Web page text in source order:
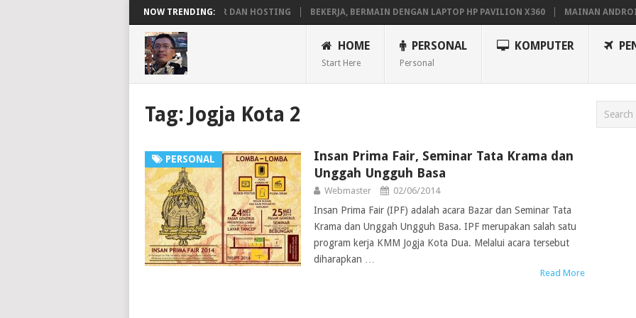
NOW TRENDING:
PENGERTIAN DOMAIN, SERVER DAN HOSTING BEKERJA, BERMAIN DENGAN LAPTOP HP PAVILION X360 MAINAN ANDROID
HOME
Start Here
PERSONAL
Personal
KOMPUTER
Tag: Jogja Kota 2
PERSONAL
Insan Prima Fair, Seminar Tata Krama dan
Unggah Ungguh Basa
Webmaster 02/06/2014
Insan Prima Fair (IPF) adalah acara Bazar dan Seminar Tata
Krama dan Unggah Ungguh Basa. IPF merupakan salah satu
program kerja KMM Jogja Kota Dua. Melalui acara tersebut
diharapkan …
Read More